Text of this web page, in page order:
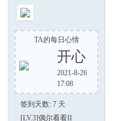
TA的每日心情
开心
2021-8-26
17:08
签到天数: 7 天
[LV.3]偶尔看看II